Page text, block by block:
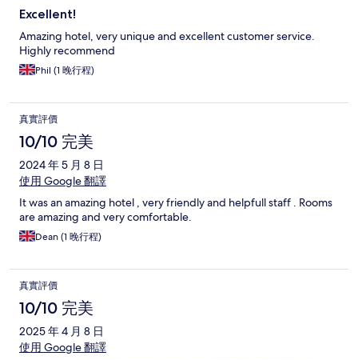
Excellent!
Amazing hotel, very unique and excellent customer service.
Highly recommend
Phil (1 晚行程)
真實評價
10/10 完美
2024 年 5 月 8 日
使用 Google 翻譯
It was an amazing hotel , very friendly and helpfull staff . Rooms
are amazing and very comfortable.
Dean (1 晚行程)
真實評價
10/10 完美
2025 年 4 月 8 日
使用 Google 翻譯